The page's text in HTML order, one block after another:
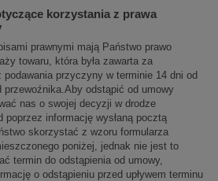
korzystania z prawa
prawnymi mają Państwo prawo
towaru, która była zawarta za
przyczyny w terminie 14 dni od
przewoźnika.Aby odstąpić od umowy
nas o swojej decyzji w drodze
poprzez informację wysłaną pocztą
skorzystać z wzoru formularza
poniżej, jednak nie jest to
termin do odstąpienia od umowy,
o odstąpieniu przed upływem terminu